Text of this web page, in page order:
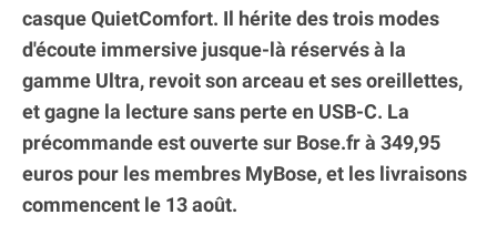
casque QuietComfort. Il hérite des trois modes
d'écoute immersive jusque-là réservés à la
gamme Ultra, revoit son arceau et ses oreillettes,
et gagne la lecture sans perte en USB-C. La
précommande est ouverte sur Bose.fr à 349,95
euros pour les membres MyBose, et les livraisons
commencent le 13 août.